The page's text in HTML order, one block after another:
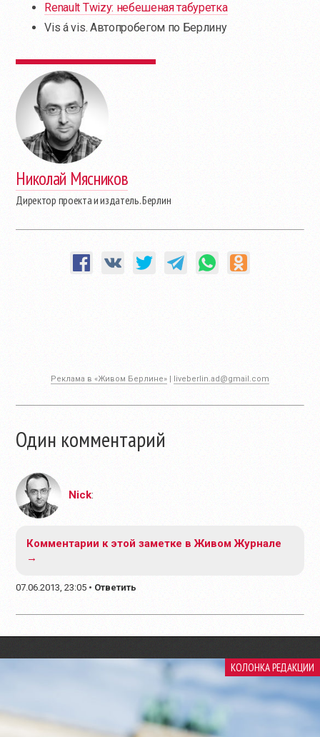
Renault Twizy: небешеная табуретка
Vis á vis. Автопробегом по Берлину
Николай Мясников
Директор проекта и издатель. Берлин
Реклама в «Живом Берлине» | liveberlin.ad@gmail.com
Один комментарий
Nick:
Комментарии к этой заметке в Живом Журнале
→
07.06.2013, 23:05 • Ответить
КОЛОНКА РЕДАКЦИИ